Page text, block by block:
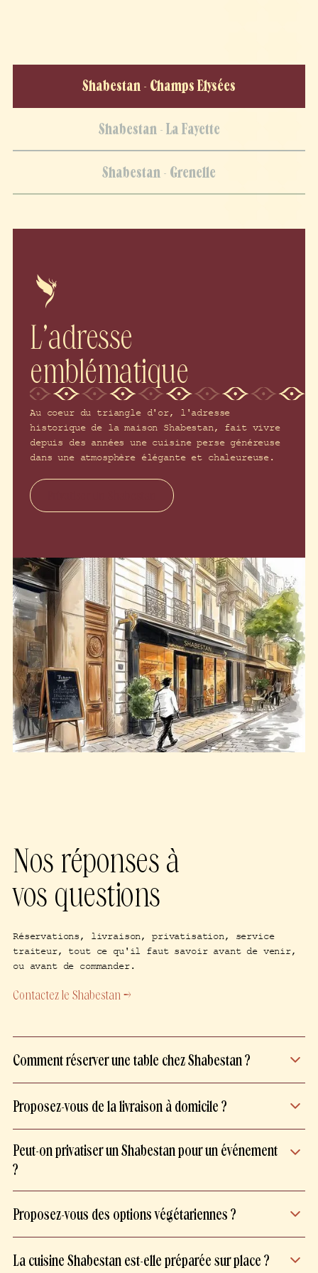
Shabestan - Champs Elysées
Shabestan - La Fayette
Shabestan - Grenelle
L’adresse
emblématique
Au coeur du triangle d'or, l'adresse
historique de la maison Shabestan, fait vivre
depuis des années une cuisine perse généreuse
dans une atmosphère élégante et chaleureuse.
Nos réponses à
vos questions
Réservations, livraison, privatisation, service
traiteur, tout ce qu'il faut savoir avant de venir,
ou avant de commander.
Contactez le Shabestan →
Comment réserver une table chez Shabestan ?
notre site, depuis la page de votre
Proposez-vous de la livraison à domicile ?
livreurs, afin de garantir un service de
qualité. Disponible à Paris et proche
banlieue pour vous offrir une expérience
rapide et soignée.
Peut-on privatiser un Shabestan pour un événement
?
privatisés, en totalité ou en partie.
Privatisation. Nous reviendrons vers vous
Proposez-vous des options végétariennes ?
adaptée à une alimentation végétarienne.
La cuisine Shabestan est-elle préparée sur place ?